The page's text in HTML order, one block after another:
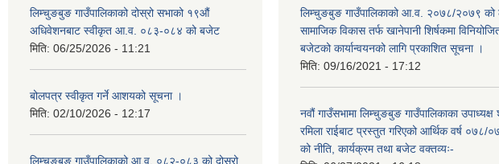
लिम्चुङबुङ गाउँपालिकाको दोस्रो सभाको १९औं
अधिवेशनबाट स्वीकृत आ.व. ०८३-०८४ को बजेट
मिति: 06/25/2026 - 11:21
बोलपत्र स्वीकृत गर्ने आशयको सूचना ।
मिति: 02/10/2026 - 12:17
लिम्चुङबुङ गाउँपालिकाको आ.व. ०८२-०८३ को दोस्रो
लिम्चुङबुङ गाउँपालिकाको आ.व. २०७८/२०७९ को
सामाजिक विकास तर्फ खानेपानी शिर्षकमा
बजेटको कार्यान्वयनको लागि प्रकाशित सूचना ।
मिति: 09/16/2021 - 17:12
नवौं गाउँसभामा लिम्चुङबुङ गाउँपालिकाका उपाध्यक्ष
रमिला राईबाट प्रस्तुत गरिएको आर्थिक वर्ष ०७८/
को नीति, कार्यक्रम तथा बजेट वक्तव्यः-